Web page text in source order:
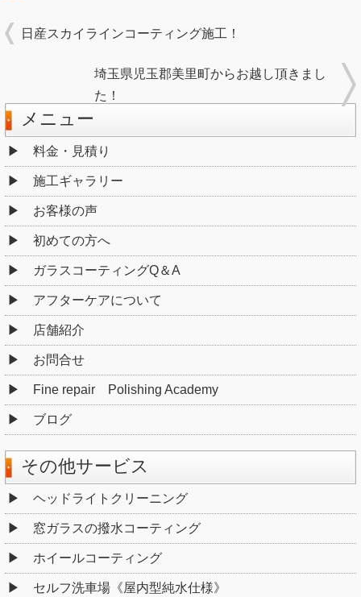
日産スカイラインコーティング施工！
埼玉県児玉郡美里町からお越し頂きまし
た！
メニュー
料金・見積り
施工ギャラリー
お客様の声
初めての方へ
ガラスコーティングQ＆A
アフターケアについて
店舗紹介
お問合せ
Fine repair Polishing Academy
ブログ
その他サービス
ヘッドライトクリーニング
窓ガラスの撥水コーティング
ホイールコーティング
セルフ洗車場《屋内型純水仕様》